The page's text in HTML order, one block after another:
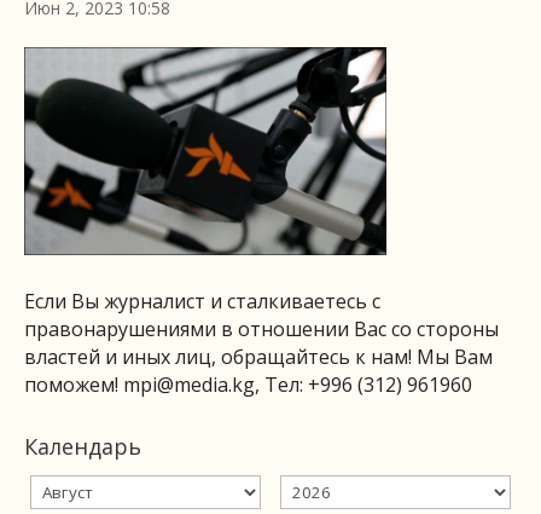
Июн 2, 2023 10:58
Если Вы журналист и сталкиваетесь с
правонарушениями в отношении Вас со стороны
властей и иных лиц, обращайтесь к нам! Мы Вам
поможем! mpi@media.kg, Тел: +996 (312) 961960
Календарь